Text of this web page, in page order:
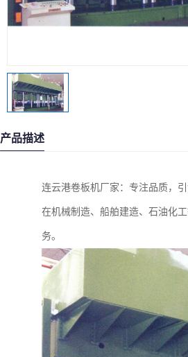
产品描述
连云港卷板机厂家：专注品质，
在机械制造、船舶建造、石油化
务。